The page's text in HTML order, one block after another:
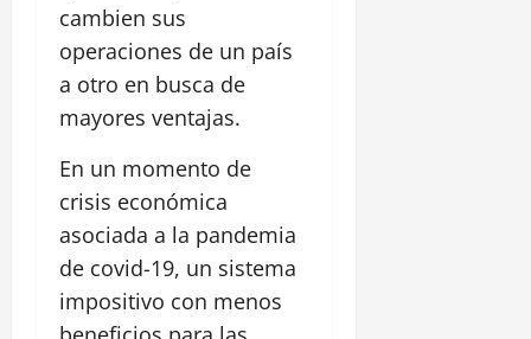
cambien sus
operaciones de un país
a otro en busca de
mayores ventajas.
En un momento de
crisis económica
asociada a la pandemia
de covid-19, un sistema
impositivo con menos